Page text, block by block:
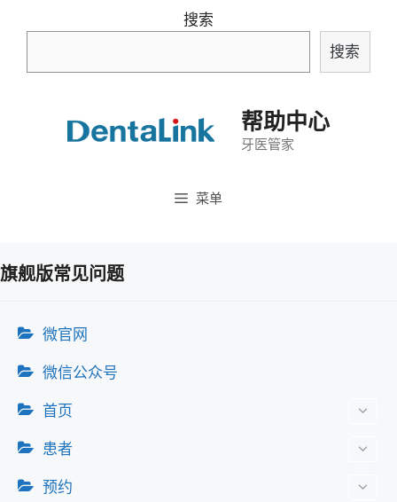
搜索
搜索
帮助中心
牙医管家
菜单
旗舰版常见问题
微官网
微信公众号
首页
患者
预约